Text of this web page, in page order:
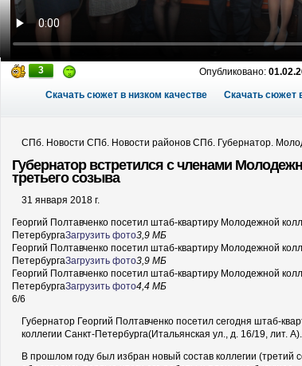
3 Опубликовано:
Скачать сюжет в низком качестве Скачать сюжет
СПб. Новости СПб. Новости районов СПб. Губернатор.
Губернатор встретился с членами
третьего созыва
31 января 2018 г.
Георгий Полтавченко посетил штаб-квартиру Молодежной
ПетербургаЗагрузить фото3,9 МБ
Георгий Полтавченко посетил штаб-квартиру Молодежной
ПетербургаЗагрузить фото3,9 МБ
Георгий Полтавченко посетил штаб-квартиру Молодежной
ПетербургаЗагрузить фото4,4 МБ
6/6
Губернатор Георгий Полтавченко посетил сегодня штаб-
коллегии Санкт-Петербурга(Итальянская ул., д. 16/19, лит. А).
В прошлом году был избран новый состав коллегии (третий